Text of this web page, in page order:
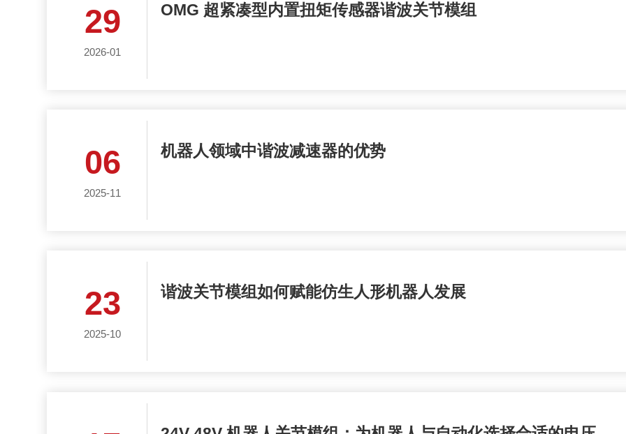
29
2026-01
OMG 超紧凑型内置扭矩传感器谐波关节模组
06
2025-11
机器人领域中谐波减速器的优势
23
2025-10
谐波关节模组如何赋能仿生人形机器人发展